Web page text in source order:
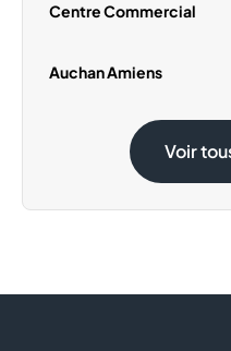
Centre Commercial
Samedi 15 Août
Auchan Amiens
Samedi 15 Août
Voir